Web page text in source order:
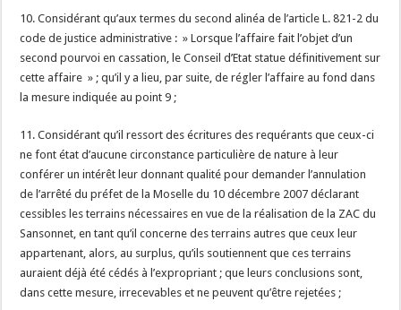
10. Considérant qu’aux termes du second alinéa de l’article L. 821-2 du
code de justice administrative : » Lorsque l’affaire fait l’objet d’un
second pourvoi en cassation, le Conseil d’Etat statue définitivement sur
cette affaire » ; qu’il y a lieu, par suite, de régler l’affaire au fond dans
la mesure indiquée au point 9 ;
11. Considérant qu’il ressort des écritures des requérants que ceux-ci
ne font état d’aucune circonstance particulière de nature à leur
conférer un intérêt leur donnant qualité pour demander l’annulation
de l’arrêté du préfet de la Moselle du 10 décembre 2007 déclarant
cessibles les terrains nécessaires en vue de la réalisation de la ZAC du
Sansonnet, en tant qu’il concerne des terrains autres que ceux leur
appartenant, alors, au surplus, qu’ils soutiennent que ces terrains
auraient déjà été cédés à l’expropriant ; que leurs conclusions sont,
dans cette mesure, irrecevables et ne peuvent qu’être rejetées ;